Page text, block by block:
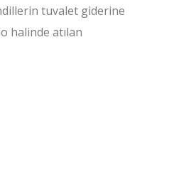
tuvalet giderine
halinde atılan